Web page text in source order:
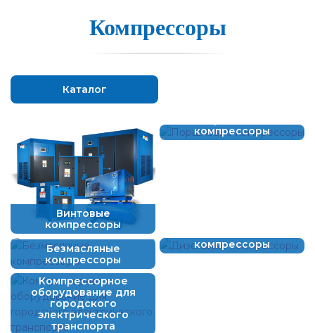
Компрессо­ры
Каталог
Винтовые
компрессоры
компрессоры
Безмасляные
компрессоры
компрессоры
Компрессорное
оборудование для
городского
электрического
транспорта